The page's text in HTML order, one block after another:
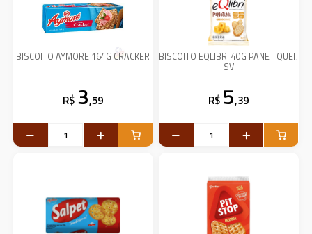
BISCOITO AYMORE 164G CRACKER
R$ 3,59
BISCOITO EQLIBRI 40G PANET QUEIJ
SV
R$ 5,39